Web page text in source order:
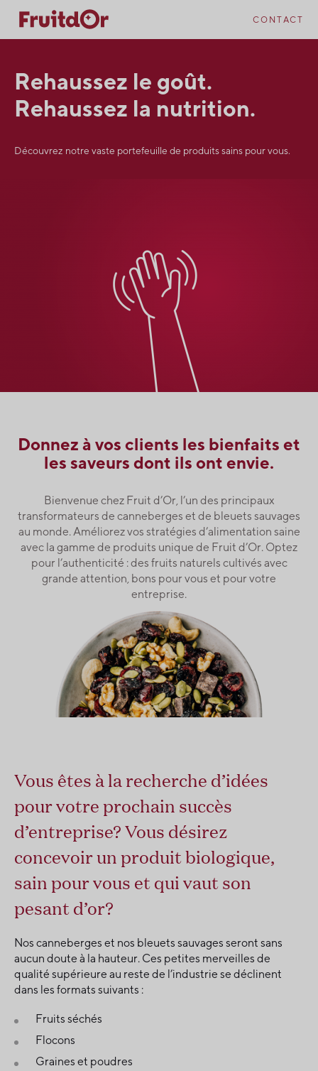
content
navigation
CONTACT
Rehaussez le goût.
Rehaussez la nutrition.
Découvrez notre vaste portefeuille de produits sains pour vous.
Donnez à vos clients les bienfaits et
les saveurs dont ils ont envie.
Bienvenue chez Fruit d’Or, l’un des principaux
transformateurs de canneberges et de bleuets sauvages
au monde. Améliorez vos stratégies d’alimentation saine
avec la gamme de produits unique de Fruit d’Or. Optez
pour l’authenticité : des fruits naturels cultivés avec
grande attention, bons pour vous et pour votre
entreprise.
Vous êtes à la recherche d’idées
pour votre prochain succès
d’entreprise? Vous désirez
concevoir un produit biologique,
sain pour vous et qui vaut son
pesant d’or?
Nos canneberges et nos bleuets sauvages seront sans
aucun doute à la hauteur. Ces petites merveilles de
qualité supérieure au reste de l’industrie se déclinent
dans les formats suivants :
Fruits séchés
Flocons
Graines et poudres